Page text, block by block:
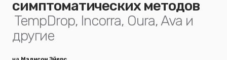
симптоматических методов
TempDrop, Incorra, Oura, Ava и
другие